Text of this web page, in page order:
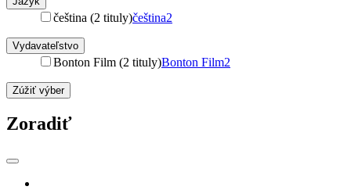
čeština (2 tituly)čeština2
Vydavateľstvo
Bonton Film (2 tituly)Bonton Film2
Zúžiť výber
Zoradiť